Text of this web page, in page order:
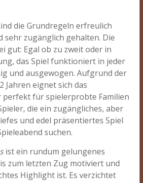
die Grundregeln erfreulich
sehr zugänglich gehalten. Die
gut: Egal ob zu zweit oder in
das Spiel funktioniert in jeder
und ausgewogen. Aufgrund der
Jahren eignet sich das
perfekt für spielerprobte Familien
die ein zugängliches, aber
und edel präsentiertes Spiel
suchen.
ist ein rundum gelungenes
zum letzten Zug motiviert und
Highlight ist. Es verzichtet